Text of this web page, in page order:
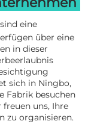
über eine
in dieser
sich in Ningbo,
Fabrik besuchen
uns, Ihre
zu organisieren.